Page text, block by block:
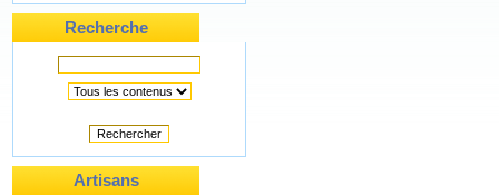
Recherche
Rechercher
Artisans